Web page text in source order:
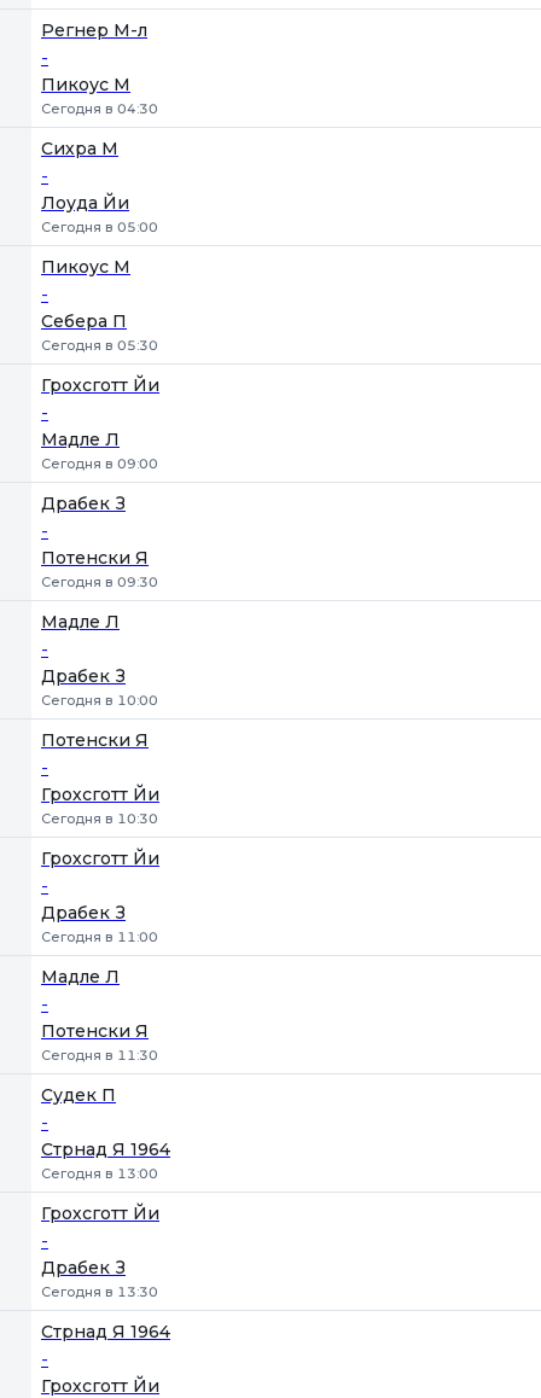
Регнер М-л
-
Пикоус М
Сегодня в 04:30
Сихра М
-
Лоуда Йи
Сегодня в 05:00
Пикоус М
-
Себера П
Сегодня в 05:30
Грохсготт Йи
-
Мадле Л
Сегодня в 09:00
Драбек З
-
Потенски Я
Сегодня в 09:30
Мадле Л
-
Драбек З
Сегодня в 10:00
Потенски Я
-
Грохсготт Йи
Сегодня в 10:30
Грохсготт Йи
-
Драбек З
Сегодня в 11:00
Мадле Л
-
Потенски Я
Сегодня в 11:30
Судек П
-
Стрнад Я 1964
Сегодня в 13:00
Грохсготт Йи
-
Драбек З
Сегодня в 13:30
Стрнад Я 1964
-
Грохсготт Йи